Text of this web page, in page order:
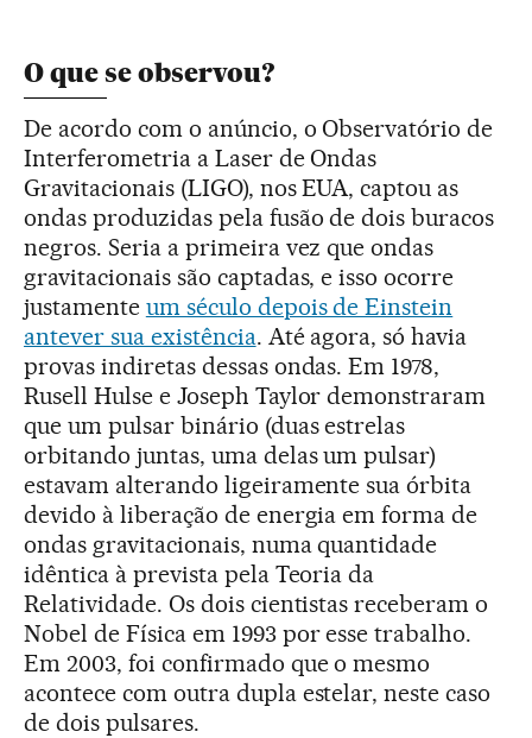
O que se observou?
De acordo com o anúncio, o Observatório de
Interferometria a Laser de Ondas
Gravitacionais (LIGO), nos EUA, captou as
ondas produzidas pela fusão de dois buracos
negros. Seria a primeira vez que ondas
gravitacionais são captadas, e isso ocorre
justamente um século depois de Einstein
antever sua existência. Até agora, só havia
provas indiretas dessas ondas. Em 1978,
Rusell Hulse e Joseph Taylor demonstraram
que um pulsar binário (duas estrelas
orbitando juntas, uma delas um pulsar)
estavam alterando ligeiramente sua órbita
devido à liberação de energia em forma de
ondas gravitacionais, numa quantidade
idêntica à prevista pela Teoria da
Relatividade. Os dois cientistas receberam o
Nobel de Física em 1993 por esse trabalho.
Em 2003, foi confirmado que o mesmo
acontece com outra dupla estelar, neste caso
de dois pulsares.